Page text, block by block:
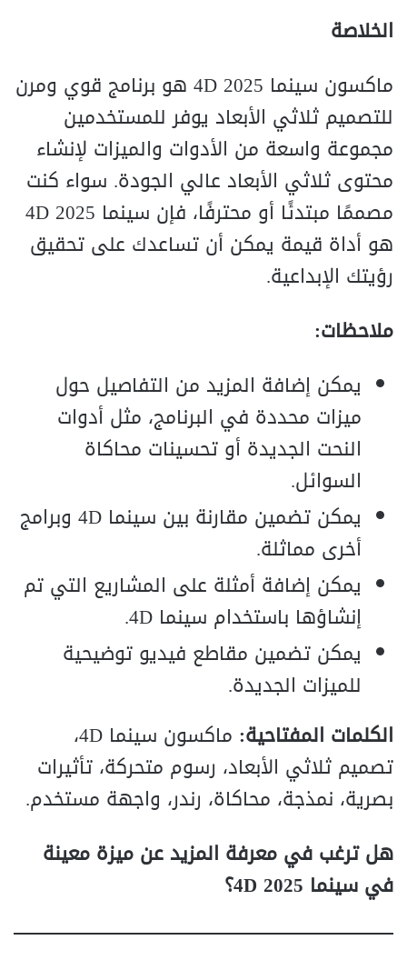
الخلاصة
ماكسون سينما 4D 2025 هو برنامج قوي ومرن
للتصميم ثلاثي الأبعاد يوفر للمستخدمين
مجموعة واسعة من الأدوات والميزات لإنشاء
محتوى ثلاثي الأبعاد عالي الجودة. سواء كنت
مصممًا مبتدئًا أو محترفًا، فإن سينما 4D 2025
هو أداة قيمة يمكن أن تساعدك على تحقيق
رؤيتك الإبداعية.
ملاحظات:
يمكن إضافة المزيد من التفاصيل حول
ميزات محددة في البرنامج، مثل أدوات
النحت الجديدة أو تحسينات محاكاة
السوائل.
يمكن تضمين مقارنة بين سينما 4D وبرامج
أخرى مماثلة.
يمكن إضافة أمثلة على المشاريع التي تم
إنشاؤها باستخدام سينما 4D.
يمكن تضمين مقاطع فيديو توضيحية
للميزات الجديدة.
الكلمات المفتاحية:
ماكسون سينما 4D،
تصميم ثلاثي الأبعاد، رسوم متحركة، تأثيرات
بصرية، نمذجة، محاكاة، رندر، واجهة مستخدم.
هل ترغب في معرفة المزيد عن ميزة معينة
في سينما 4D 2025؟